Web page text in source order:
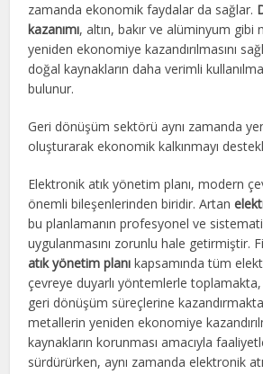
zamanda ekonomik faydalar da sağlar.
kazanımı, altın, bakır ve alüminyum gibi
yeniden ekonomiye kazandırılmasını
doğal kaynakların daha verimli
bulunur.
Geri dönüşüm sektörü aynı zamanda
oluşturarak ekonomik kalkınmayı
Elektronik atık yönetim planı, modern
önemli bileşenlerinden biridir. Artan
bu planlamanın profesyonel ve
uygulanmasını zorunlu hale getirmiştir.
atık yönetim planı kapsamında tüm
çevreye duyarlı yöntemlerle toplamakta,
geri dönüşüm süreçlerine
metallerin yeniden ekonomiye
kaynakların korunması amacıyla
sürdürürken, aynı zamanda elektronik